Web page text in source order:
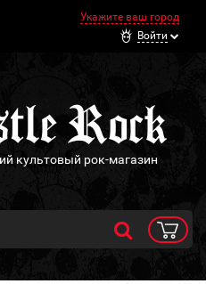
Укажите ваш город
Войти
культовый рок-магазин